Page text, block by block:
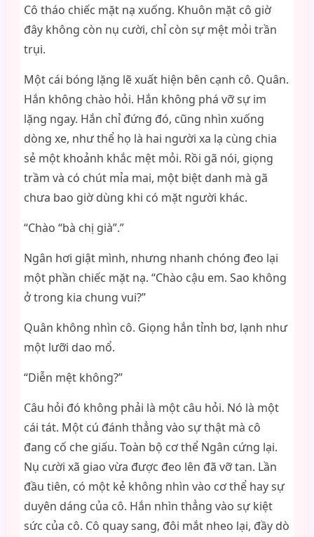
Cô tháo chiếc mặt nạ xuống. Khuôn mặt cô giờ
đây không còn nụ cười, chỉ còn sự mệt mỏi trần
trụi.
Một cái bóng lặng lẽ xuất hiện bên cạnh cô. Quân.
Hắn không chào hỏi. Hắn không phá vỡ sự im
lặng ngay. Hắn chỉ đứng đó, cũng nhìn xuống
dòng xe, như thể họ là hai người xa lạ cùng chia
sẻ một khoảnh khắc mệt mỏi. Rồi gã nói, giọng
trầm và có chút mỉa mai, một biệt danh mà gã
chưa bao giờ dùng khi có mặt người khác.
“Chào “bà chị già”.”
Ngân hơi giật mình, nhưng nhanh chóng đeo lại
một phần chiếc mặt nạ. “Chào cậu em. Sao không
ở trong kia chung vui?”
Quân không nhìn cô. Giọng hắn tỉnh bơ, lạnh như
một lưỡi dao mổ.
“Diễn mệt không?”
Câu hỏi đó không phải là một câu hỏi. Nó là một
cái tát. Một cú đánh thẳng vào sự thật mà cô
đang cố che giấu. Toàn bộ cơ thể Ngân cứng lại.
Nụ cười xã giao vừa được đeo lên đã vỡ tan. Lần
đầu tiên, có một kẻ không nhìn vào cơ thể hay sự
duyên dáng của cô. Hắn nhìn thẳng vào sự kiệt
sức của cô. Cô quay sang, đôi mắt nheo lại, đầy dò